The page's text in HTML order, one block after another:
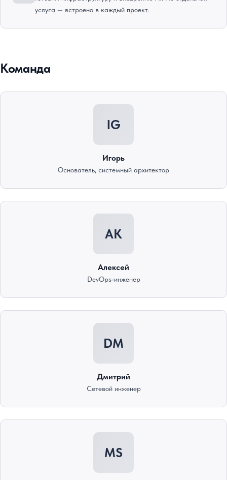
услуга — встроено в каждый проект.
Команда
IG
Игорь
Основатель, системный архитектор
AK
Алексей
DevOps-инженер
DM
Дмитрий
Сетевой инженер
MS